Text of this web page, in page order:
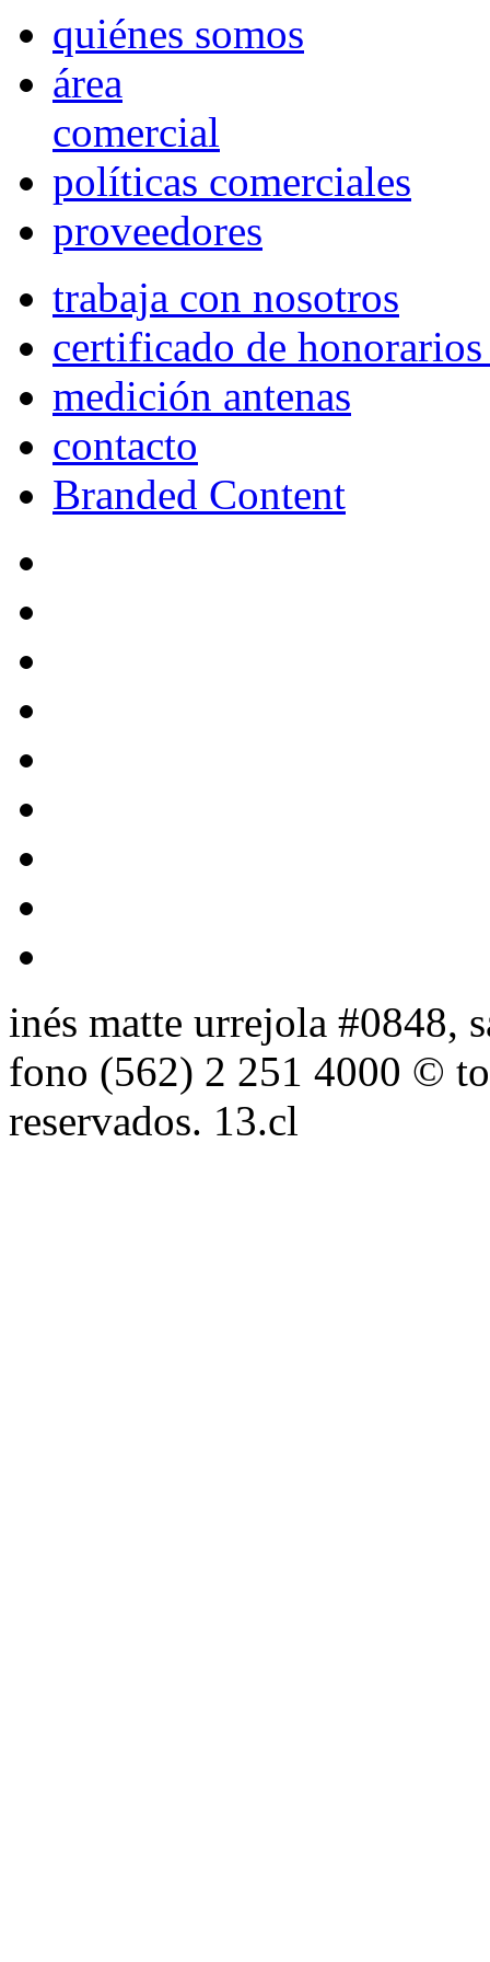
quiénes somos
área
comercial
políticas comerciales
proveedores
trabaja con nosotros
certificado de
medición antenas
contacto
Branded Content
inés matte urrejola #0848,
fono (562) 2 251 4000 ©
reservados. 13.cl